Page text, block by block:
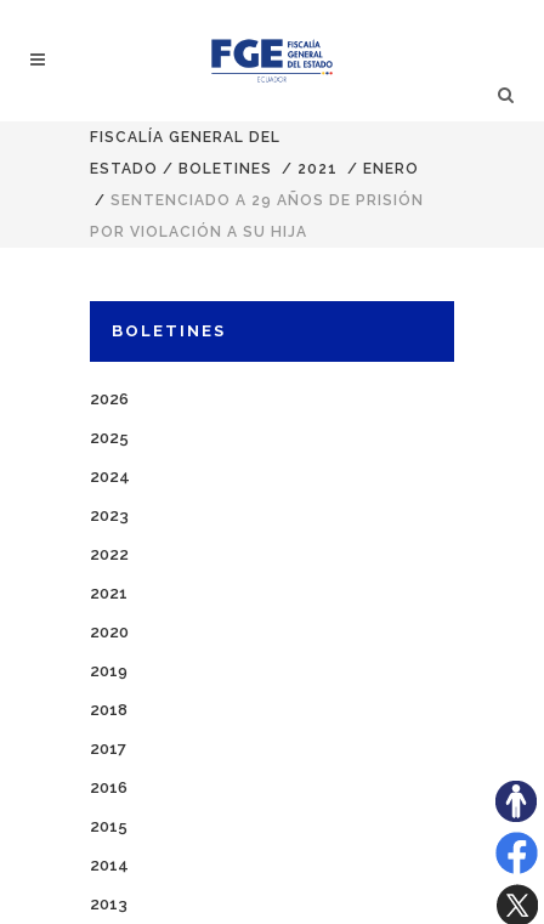
FISCALÍA GENERAL DEL
ESTADO / BOLETINES / 2021 / ENERO
/ SENTENCIADO A 29 AÑOS DE PRISIÓN
POR VIOLACIÓN A SU HIJA
BOLETINES
2026
2025
2024
2023
2022
2021
2020
2019
2018
2017
2016
2015
2014
2013